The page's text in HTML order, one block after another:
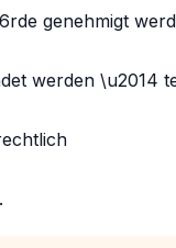
genehmigt
werden \u2014